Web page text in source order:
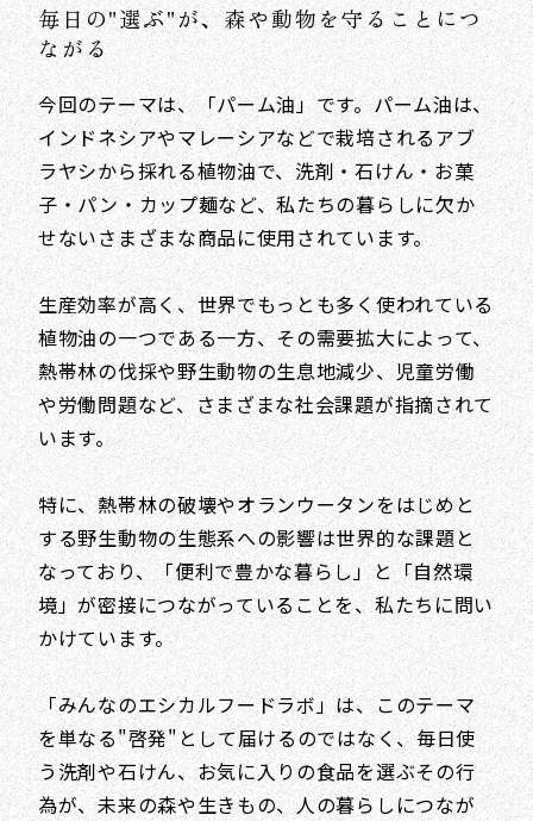
毎日の"選ぶ"が、森や動物を守ることにつ
ながる
今回のテーマは、「パーム油」です。パーム油は、
インドネシアやマレーシアなどで栽培されるアブ
ラヤシから採れる植物油で、洗剤・石けん・お菓
子・パン・カップ麺など、私たちの暮らしに欠か
せないさまざまな商品に使用されています。
生産効率が高く、世界でもっとも多く使われている
植物油の一つである一方、その需要拡大によって、
熱帯林の伐採や野生動物の生息地減少、児童労働
や労働問題など、さまざまな社会課題が指摘されて
います。
特に、熱帯林の破壊やオランウータンをはじめと
する野生動物の生態系への影響は世界的な課題と
なっており、「便利で豊かな暮らし」と「自然環
境」が密接につながっていることを、私たちに問い
かけています。
「みんなのエシカルフードラボ」は、このテーマ
を単なる"啓発"として届けるのではなく、毎日使
う洗剤や石けん、お気に入りの食品を選ぶその行
為が、未来の森や生きもの、人の暮らしにつなが